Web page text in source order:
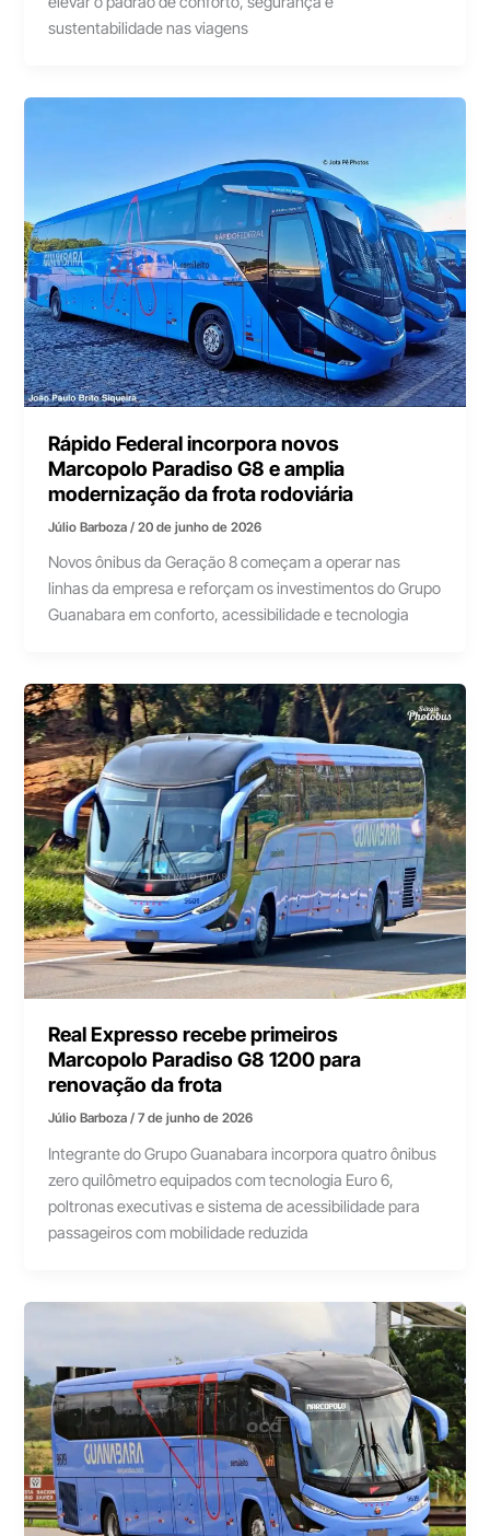
sustentabilidade nas viagens
Rápido Federal incorpora novos
Marcopolo Paradiso G8 e amplia
modernização da frota rodoviária
Júlio Barboza/20 de junho de 2026
Novos ônibus da Geração 8 começam a operar nas
linhas da empresa e reforçam os investimentos do Grupo
Guanabara em conforto, acessibilidade e tecnologia
Real Expresso recebe primeiros
Marcopolo Paradiso G8 1200 para
renovação da frota
Júlio Barboza/7 de junho de 2026
Integrante do Grupo Guanabara incorpora quatro ônibus
zero quilômetro equipados com tecnologia Euro 6,
poltronas executivas e sistema de acessibilidade para
passageiros com mobilidade reduzida